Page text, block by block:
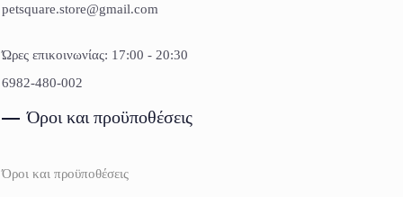
petsquare.store@gmail.com
Ώρες επικοινωνίας: 17:00 - 20:30
6982-480-002
Όροι και προϋποθέσεις
Όροι και προϋποθέσεις